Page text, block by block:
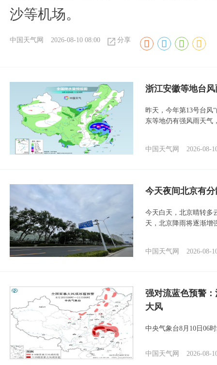
沙等机场。
中国天气网 2026-08-10 08:00 分享
浙江安徽等地台
昨天，今年第13号台风
东等地仍有强风雨天气
中国天气网 2026-08-
今天夜间北京有
今天白天，北京晴转多
天，北京降雨将逐渐增
中国天气网 2026-08-
强对流蓝色预警
大风
中央气象台8月10日06
中国天气网 2026-08-